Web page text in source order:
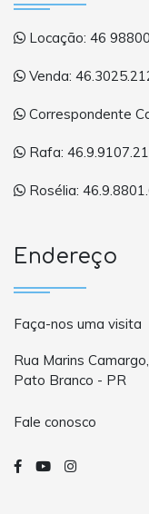
Locação: 46
Venda:
Correspondente
Rafa:
Rosélia:
Endereço
Faça-nos uma visita
Rua Marins
Pato Branco - PR
Fale conosco